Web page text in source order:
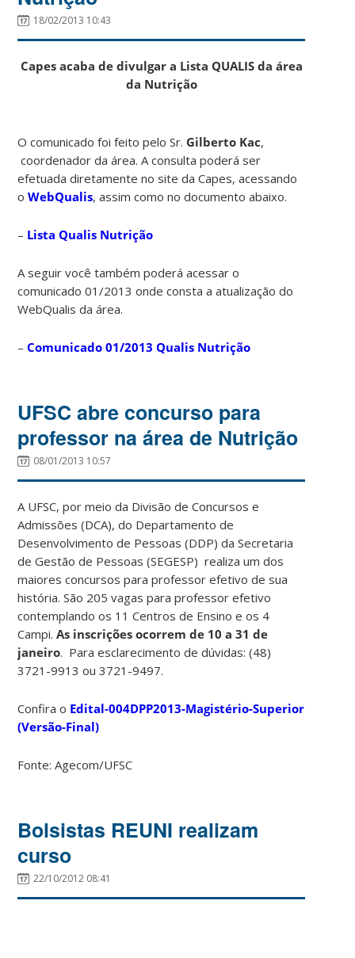
18/02/2013 10:43
Capes acaba de divulgar a Lista QUALIS da área
da Nutrição
O comunicado foi feito pelo Sr. Gilberto Kac,
coordenador da área. A consulta poderá ser
efetuada diretamente no site da Capes, acessando
oWebQualis, assim como no documento abaixo.
– Lista Qualis Nutrição
A seguir você também poderá acessar o
comunicado 01/2013 onde consta a atualização do
WebQualis da área.
–Comunicado 01/2013 Qualis Nutrição
UFSC abre concurso para
professor na área de Nutrição
08/01/2013 10:57
A UFSC, por meio da Divisão de Concursos e
Admissões (DCA), do Departamento de
Desenvolvimento de Pessoas (DDP) da Secretaria
de Gestão de Pessoas (SEGESP) realiza um dos
maiores concursos para professor efetivo de sua
história. São 205 vagas para professor efetivo
contemplando os 11 Centros de Ensino e os 4
Campi.As inscrições ocorrem de 10 a 31 de
janeiro. Para esclarecimento de dúvidas: (48)
3721-9913 ou 3721-9497.
Confira o Edital-004DPP2013-Magistério-Superior
(Versão-Final)
Fonte: Agecom/UFSC
Bolsistas REUNI realizam
curso
22/10/2012 08:41